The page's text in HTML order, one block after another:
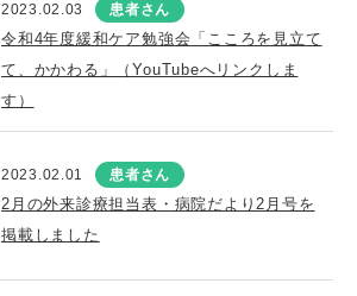
2023.02.03 患者さん
令和4年度緩和ケア勉強会「こころを見立て
て、かかわる」（YouTubeへリンクしま
す）
2023.02.01 患者さん
2月の外来診療担当表・病院だより2月号を
掲載しました